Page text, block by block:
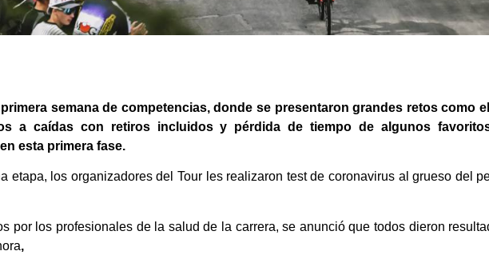
semana de competencias, donde se presentaron grandes retos como
a caídas con retiros incluidos y pérdida de tiempo de algunos
esta primera fase.
etapa, los organizadores del Tour les realizaron test de coronavirus al grueso del
por los profesionales de la salud de la carrera, se anunció que todos dieron
,